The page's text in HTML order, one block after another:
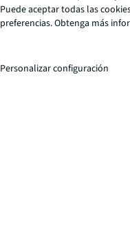
Descarga
Españay
Puede aceptar todas las
preferencias. Obtenga más
Personalizar configuración